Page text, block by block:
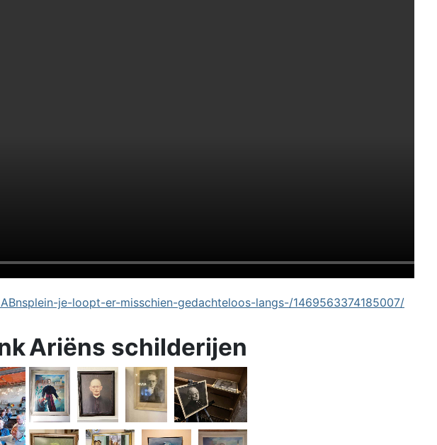
je-loopt-er-misschien-gedachteloos-langs-/1469563374185007/
Ariëns schilderijen